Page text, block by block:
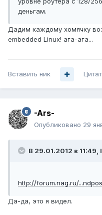
деньгам.
Дадим каждому хомячку
embedded Linux! ага-ага...
Вставить ник
-Ars-
Опубликовано 29
В 29.01.2012 в 11:49,
http://forum.nag.ru/
Да-да, это я видел.